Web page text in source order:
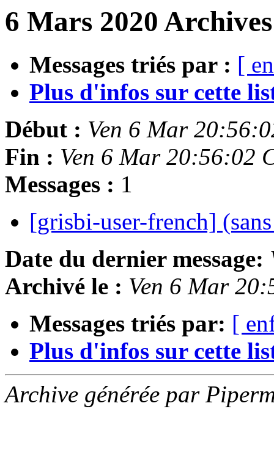
6 Mars 2020
Messages triés par : [
Plus d'infos sur cette
Début : Ven 6 Mar
Fin : Ven 6 Mar 20:56:02
Messages : 1
[grisbi-user-french]
Date du dernier message:
Archivé le : Ven 6 Mar
Messages triés par: [
Plus d'infos sur cette
Archive générée par